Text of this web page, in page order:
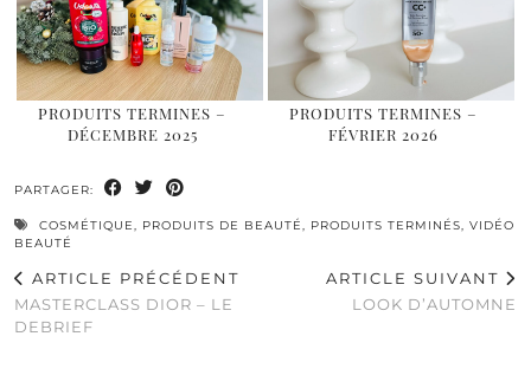
PRODUITS TERMINES –
DÉCEMBRE 2025
PRODUITS TERMINES –
FÉVRIER 2026
PARTAGER:
COSMÉTIQUE, PRODUITS DE BEAUTÉ, PRODUITS TERMINÉS, VIDÉO
BEAUTÉ
ARTICLE PRÉCÉDENT
MASTERCLASS DIOR – LE
DEBRIEF
ARTICLE SUIVANT
LOOK D’AUTOMNE